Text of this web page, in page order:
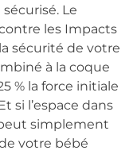
Le
les Impacts
sécurité de votre
à la coque
% la force initiale
si l’espace dans
simplement
votre bébé